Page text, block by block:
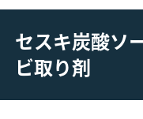
セスキ炭酸ソ
ビ取り剤